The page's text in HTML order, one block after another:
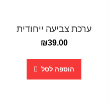
ערכת צביעה ייחודית
₪39.00
הוספה לסל